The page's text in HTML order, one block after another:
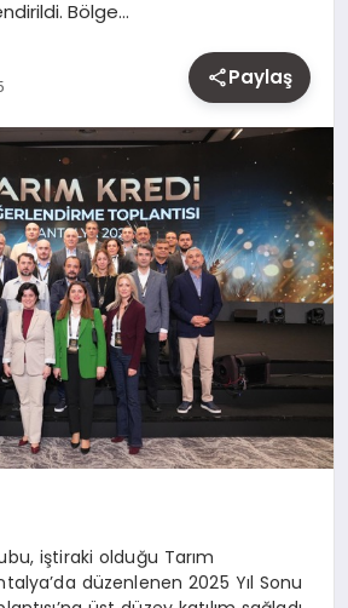
Bölge…
Paylaş
iştiraki olduğu Tarım
düzenlenen 2025 Yıl Sonu